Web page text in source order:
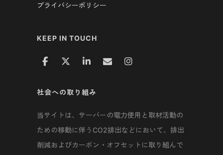
プライバシーポリシー
KEEP IN TOUCH
社会への取り組み
当サイトは、サーバーの電力使用と取材活動の
ための移動に伴うCO2排出などにおいて、排出
削減およびカーボン・オフセットに取り組んで